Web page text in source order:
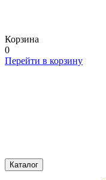
Корзина
0
Перейти в корзину
Каталог